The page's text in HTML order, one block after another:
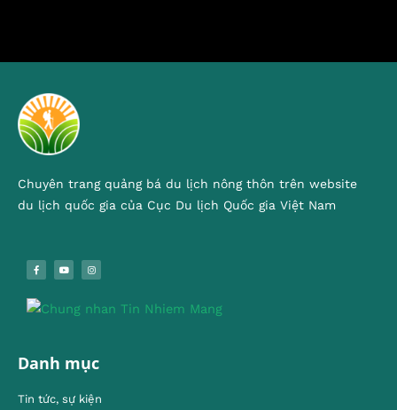
Chuyên trang quảng bá du lịch nông thôn trên website
du lịch quốc gia của Cục Du lịch Quốc gia Việt Nam
Danh mục
Tin tức, sự kiện